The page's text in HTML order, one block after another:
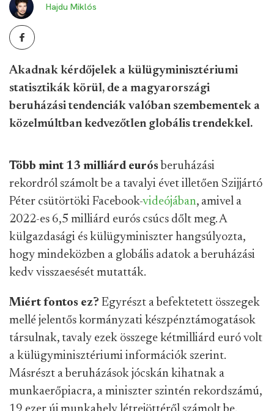
Hajdu Miklós
Akadnak kérdőjelek a külügyminisztériumi
statisztikák körül, de a magyarországi
beruházási tendenciák valóban szembementek a
közelmúltban kedvezőtlen globális trendekkel.
Több mint 13 milliárd eurós beruházási
rekordról számolt be a tavalyi évet illetően Szijjártó
Péter csütörtöki Facebook-videójában, amivel a
2022-es 6,5 milliárd eurós csúcs dőlt meg. A
külgazdasági és külügyminiszter hangsúlyozta,
hogy mindeközben a globális adatok a beruházási
kedv visszaesését mutatták.
Miért fontos ez? Egyrészt a befektetett összegek
mellé jelentős kormányzati készpénztámogatások
társulnak, tavaly ezek összege kétmilliárd euró volt
a külügyminisztériumi információk szerint.
Másrészt a beruházások jócskán kihatnak a
munkaerőpiacra, a miniszter szintén rekordszámú,